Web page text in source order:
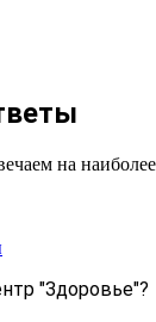
на
"Здоровье"?